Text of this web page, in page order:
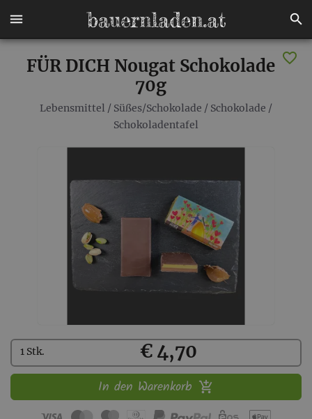
FÜR DICH Nougat Schokolade
70g
Lebensmittel / Süßes/Schokolade / Schokolade /
Schokoladentafel
Kaufen
1 Stk. € 4,70
In den Warenkorb